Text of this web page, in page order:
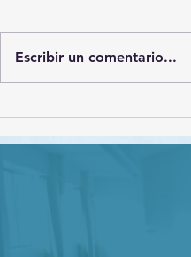
Estrategias de
Protección de datos
Escribir un comentario...